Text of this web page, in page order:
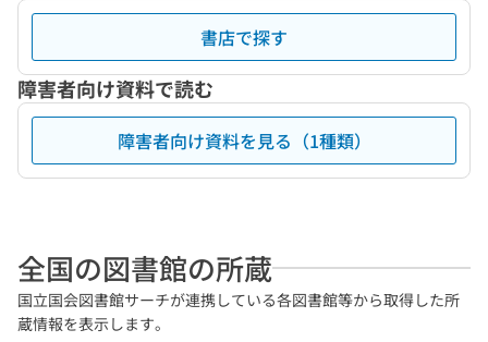
書店で探す
障害者向け資料で読む
障害者向け資料を見る（1種類）
全国の図書館の所蔵
国立国会図書館サーチが連携している各図書館等から取得した所
蔵情報を表示します。